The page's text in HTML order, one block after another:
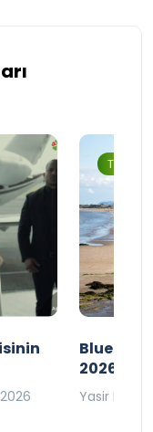
Turizm
Blue
2026
Yasir Baba